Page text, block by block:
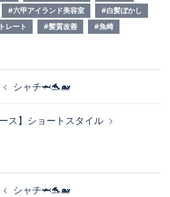
#六甲アイランド美容室
#白髪ぼかし
レート #髪質改善 #魚崎
シャチ🦈🐬🐋
ース】ショートスタイル
シャチ🦈🐬🐋